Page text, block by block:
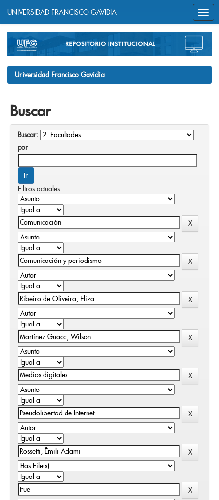
navigation
UNIVERSIDAD FRANCISCO GAVIDIA
Universidad Francisco Gavidia
Buscar
Buscar:
por
Filtros actuales: